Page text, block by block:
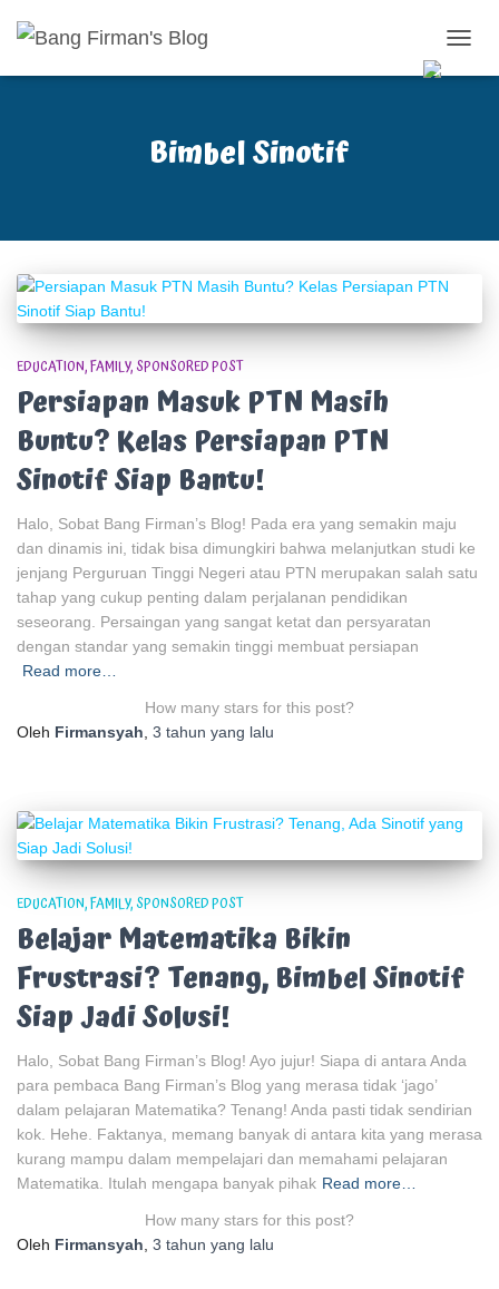
Bimbel Sinotif
EDUCATION FAMILY SPONSORED POST
Persiapan Masuk PTN Masih
Buntu? Kelas Persiapan PTN
Sinotif Siap Bantu!
Halo, Sobat Bang Firman’s Blog! Pada era yang semakin maju
dan dinamis ini, tidak bisa dimungkiri bahwa melanjutkan studi ke
jenjang Perguruan Tinggi Negeri atau PTN merupakan salah satu
tahap yang cukup penting dalam perjalanan pendidikan
seseorang. Persaingan yang sangat ketat dan persyaratan
dengan standar yang semakin tinggi membuat persiapan
Read more…
How many stars for this post?
Oleh Firmansyah 3 tahun yang lalu
EDUCATION FAMILY SPONSORED POST
Belajar Matematika Bikin
Frustrasi? Tenang, Bimbel Sinotif
Siap Jadi Solusi!
Halo, Sobat Bang Firman’s Blog! Ayo jujur! Siapa di antara Anda
para pembaca Bang Firman’s Blog yang merasa tidak ‘jago’
dalam pelajaran Matematika? Tenang! Anda pasti tidak sendirian
kok. Hehe. Faktanya, memang banyak di antara kita yang merasa
kurang mampu dalam mempelajari dan memahami pelajaran
Matematika. Itulah mengapa banyak pihak Read more…
How many stars for this post?
Oleh Firmansyah 3 tahun yang lalu